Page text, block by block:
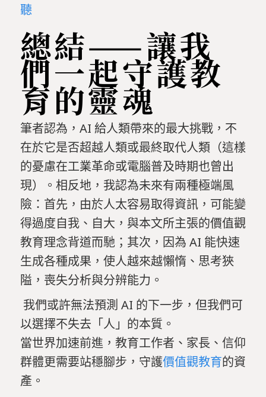
聽
總結——讓我
們一起守護教
育的靈魂
筆者認為，AI 給人類帶來的最大挑戰，不
在於它是否超越人類或最終取代人類（這樣
的憂慮在工業革命或電腦普及時期也曾出
現）。相反地，我認為未來有兩種極端風
險：首先，由於人太容易取得資訊，可能變
得過度自我、自大，與本文所主張的價值觀
教育理念背道而馳；其次，因為 AI 能快速
生成各種成果，使人越來越懶惰、思考狹
隘，喪失分析與分辨能力。
我們或許無法預測 AI 的下一步，但我們可
以選擇不失去「人」的本質。
當世界加速前進，教育工作者、家長、信仰
群體更需要站穩腳步，守護價值觀教育的資
產。